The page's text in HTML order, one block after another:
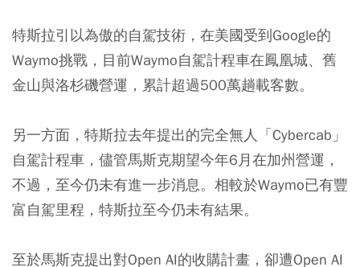
特斯拉引以為傲的自駕技術，在美國受到Google的
Waymo挑戰，目前Waymo自駕計程車在鳳凰城、舊
金山與洛杉磯營運，累計超過500萬趟載客數。
另一方面，特斯拉去年提出的完全無人「Cybercab」
自駕計程車，儘管馬斯克期望今年6月在加州營運，
不過，至今仍未有進一步消息。相較於Waymo已有豐
富自駕里程，特斯拉至今仍未有結果。
至於馬斯克提出對Open AI的收購計畫，卻遭Open AI